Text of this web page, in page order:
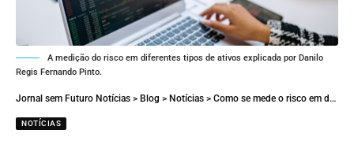
A medição do risco em diferentes tipos de ativos explicada por Danilo
Regis Fernando Pinto.
Jornal sem Futuro Notícias > Blog > Notícias > Como se mede o risco em diferentes tipos de ativos
NOTÍCIAS